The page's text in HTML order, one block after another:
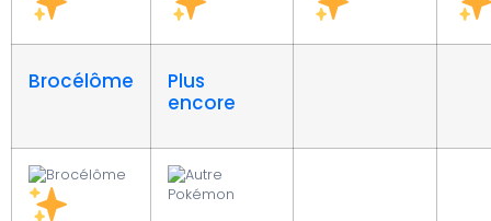
Brocélôme
Plus
encore